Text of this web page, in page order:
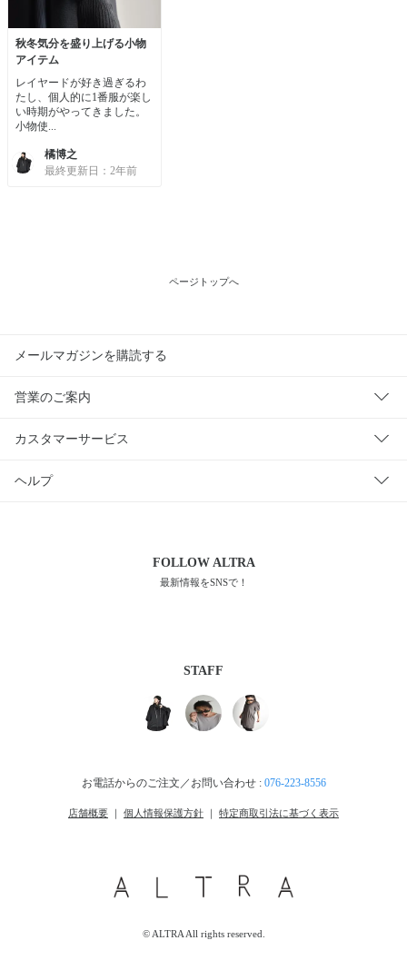
秋冬気分を盛り上げる小物
アイテム
レイヤードが好き過ぎるわ
たし、個人的に1番服が楽し
い時期がやってきました。
小物使...
橘博之
最終更新日：2年前
ページトップへ
メールマガジンを購読する
営業のご案内
カスタマーサービス
ヘルプ
FOLLOWALTRA
最新情報をSNSで！
STAFF
お電話からのご注文／お問い合わせ : 076-223-8556
店舗概要 ｜ 個人情報保護方針 ｜ 特定商取引法に基づく表示
© ALTRA All rights reserved.